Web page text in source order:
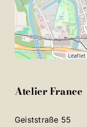
Leaflet
Atelier France
Geiststraße 55